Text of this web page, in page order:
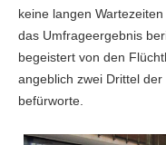
keine langen
das Umfrageergebnis
begeistert von den
angeblich zwei Drittel
befürworte.